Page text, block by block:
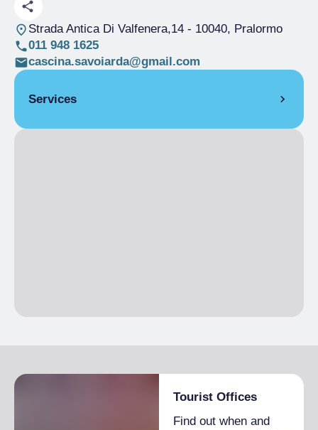
Strada Antica Di Valfenera,14- 10040, Pralormo
011 948 1625
cascina.savoiarda@gmail.com
Services
Tourist Offices
Find out when and